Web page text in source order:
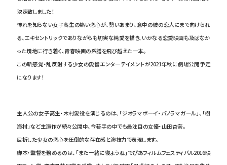
決定致しました！
怖れを知らない女子高生の熱い恋心が、勢いあまり、意中の彼の恋人にまで向けられ
る、エキセントリックでありながらも切実な純愛を描き、いかなる恋愛映画も及ばなか
った境地に行き着く、青春映画の系譜を飛び越えた一本。
この新感覚・乱反射する少女の愛憎エンターテイメントが2021年秋に劇場公開予定
になります！
主人公の女子高生・木村愛役を演じるのは、「ジオラマボーイ・パノラマガール」、「樹
海村」など主演作が続々公開中、今若手の中でも最注目の女優・山田杏奈。
屈折した少女の恋心を圧倒的な存在感と演技力で表現します。
脚本・監督を務めるのは、「また一緒に寝ようね」でぴあフィルムフェスティバル2016映